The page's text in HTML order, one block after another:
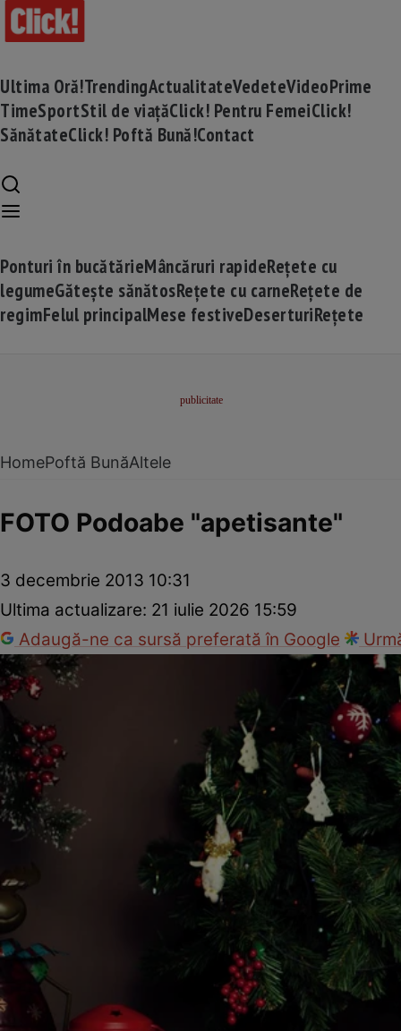
Ultima Oră!TrendingActualitateVedeteVideoPrime
TimeSportStil de viațăClick! Pentru FemeiClick!
SănătateClick! Poftă Bună!Contact
Ponturi în bucătărieMâncăruri rapideRețete cu
legumeGătește sănătosRețete cu carneRețete de
regimFelul principalMese festiveDeserturiRețete
HomePoftă BunăAltele
FOTO Podoabe "apetisante"
3 decembrie 2013 10:31
Ultima actualizare: 21 iulie 2026 15:59
Adaugă-ne ca sursă preferată în Google